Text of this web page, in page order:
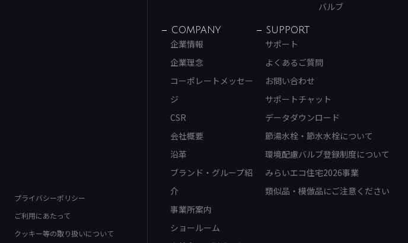
プライバシーポリシー
ご利用にあたって
クッキー等の取り扱いについて
バルブ
COMPANY
企業情報
企業理念
コーポレートメッセー
ジ
CSR
会社概要
沿革
ブランド・グループ紹
介
事業所案内
ショールーム
SUPPORT
サポート
よくあるご質問
お問い合わせ
サポートチャット
データダウンロード
節湯水栓・節水水栓について
環境配慮バルブ登録制度について
みらいエコ住宅2026事業
類似品・模倣品にご注意ください